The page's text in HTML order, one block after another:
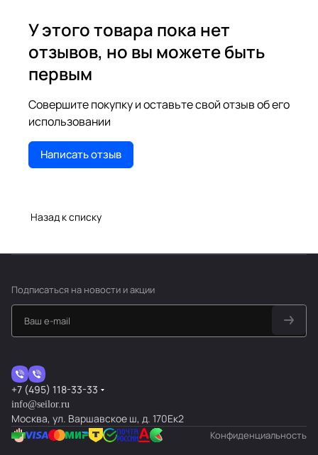
У этого товара пока нет
отзывов, но вы можете быть
первым
Совершите покупку и оставьте свой отзыв об его
использовании
Написать отзыв
Назад к списку
Подписаться на новости и акции
+7 (495) 118-33-33
info@seilor.ru
Москва, ул. Варшавское ш, д. 170Ек2
Конфиденциальность